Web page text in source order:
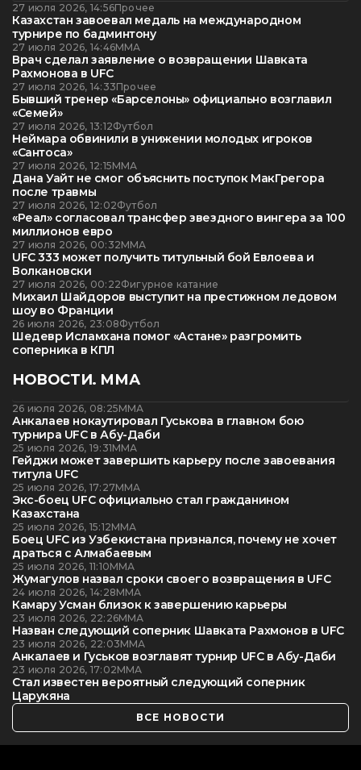
27 июля 2026, 14:56Прочее
Казахстан завоевал медаль на международном
турнире по бадминтону
27 июля 2026, 14:46ММА
Врач сделал заявление о возвращении Шавката
Рахмонова в UFC
27 июля 2026, 14:33Прочее
Бывший тренер «Барселоны» официально возглавил
«Семей»
27 июля 2026, 13:12Футбол
Неймара обвинили в унижении молодых игроков
«Сантоса»
27 июля 2026, 12:15ММА
Дана Уайт не смог объяснить поступок МакГрегора
после травмы
27 июля 2026, 12:02Футбол
«Реал» согласовал трансфер звездного вингера за 100
миллионов евро
27 июля 2026, 00:32ММА
UFC 333 может получить титульный бой Евлоева и
Волкановски
27 июля 2026, 00:22Фигурное катание
Михаил Шайдоров выступит на престижном ледовом
шоу во Франции
26 июля 2026, 23:08Футбол
Шедевр Исламхана помог «Астане» разгромить
соперника в КПЛ
НОВОСТИ. ММА
26 июля 2026, 08:25ММА
Анкалаев нокаутировал Гуськова в главном бою
турнира UFC в Абу-Даби
25 июля 2026, 19:31ММА
Гейджи может завершить карьеру после завоевания
титула UFC
25 июля 2026, 17:27ММА
Экс-боец UFC официально стал гражданином
Казахстана
25 июля 2026, 15:12ММА
Боец UFC из Узбекистана признался, почему не хочет
драться с Алмабаевым
25 июля 2026, 11:10ММА
Жумагулов назвал сроки своего возвращения в UFC
24 июля 2026, 14:28ММА
Камару Усман близок к завершению карьеры
23 июля 2026, 22:26ММА
Назван следующий соперник Шавката Рахмонов в UFC
23 июля 2026, 22:03ММА
Анкалаев и Гуськов возглавят турнир UFC в Абу-Даби
23 июля 2026, 17:02ММА
Стал известен вероятный следующий соперник
Царукяна
ВСЕ НОВОСТИ